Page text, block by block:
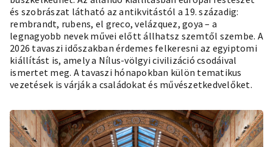
és szobrászat látható az antikvitástól a 19. századig:
rembrandt, rubens, el greco, velázquez, goya – a
legnagyobb nevek művei előtt állhatsz szemtől szembe. A
2026 tavaszi időszakban érdemes felkeresni az egyiptomi
kiállítást is, amely a Nílus-völgyi civilizáció csodáival
ismertet meg. A tavaszi hónapokban külön tematikus
vezetések is várják a családokat és művészetkedvelőket.